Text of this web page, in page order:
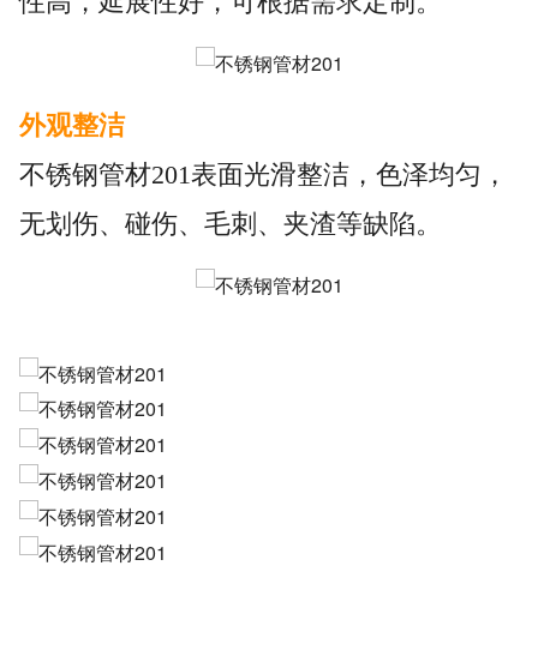
外观整洁
不锈钢管材201表面光滑整洁，色泽均匀，
无划伤、碰伤、毛刺、夹渣等缺陷。